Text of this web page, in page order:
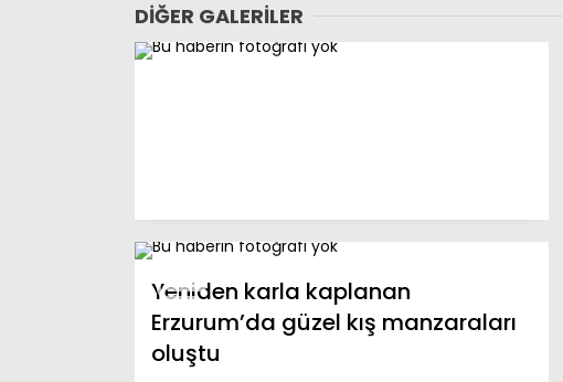
DIĞER GALERILER
Yeniden karla kaplanan
Erzurum’da güzel kış manzaraları
oluştu